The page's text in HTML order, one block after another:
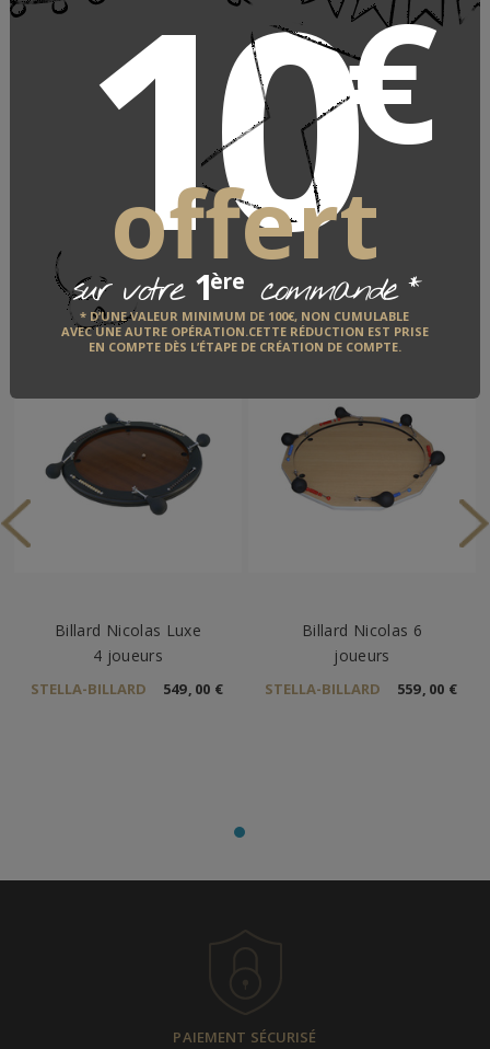
10€
offert
sur votre 1ère commande*
* D’UNE VALEUR MINIMUM DE 100€, NON CUMULABLE
AVEC UNE AUTRE OPÉRATION.CETTE RÉDUCTION EST PRISE
EN COMPTE DÈS L’ÉTAPE DE CRÉATION DE COMPTE.
LE FABRICANT
QUI EST-IL ?
VOUS AIMEREZ AUSSI
2 articles
Billard Nicolas Luxe
4 joueurs
STELLA-BILLARD 549, 00 €
Billard Nicolas 6
joueurs
STELLA-BILLARD 559, 00 €
PAIEMENT SÉCURISÉ